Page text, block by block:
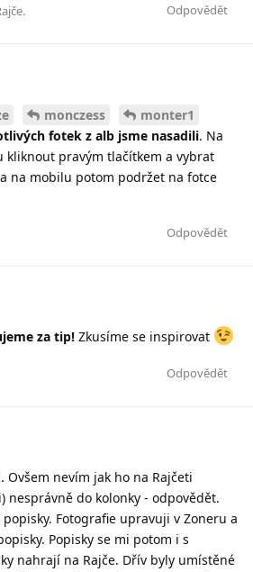
Odpovědět
.
monczess
monter1
fotek z alb jsme nasadili. Na
kliknout pravým tlačítkem a vybrat
na mobilu potom podržet na fotce
Odpovědět
za tip! Zkusíme se inspirovat
Odpovědět
Ovšem nevím jak ho na Rajčeti
nesprávně do kolonky - odpovědět.
Fotografie upravuji v Zoneru a
Popisky se mi potom i s
nahrají na Rajče. Dřív byly umístěné